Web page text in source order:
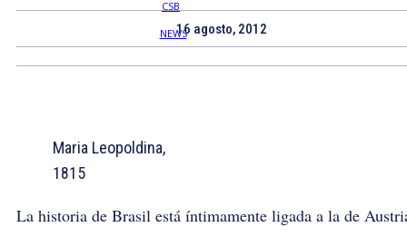
16 agosto, 2012
Maria Leopoldina,
1815
La historia de Brasil está íntimamente ligada a la de